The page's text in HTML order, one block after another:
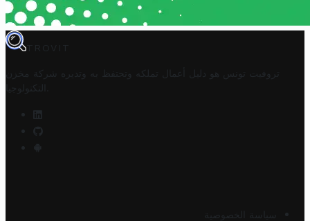
TROVIT
تروفيت تونس هو دليل أعمال تملكه وتحتفظ به وتديره
شركة مخزن
التكنولوجيا
سياسة الخصوصية